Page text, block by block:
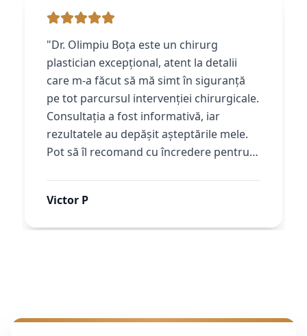
"Dr. Olimpiu Boța este un chirurg
plastician excepțional, atent la detalii
care m-a făcut să mă simt în siguranță
pe tot parcursul intervenției chirurgicale.
Consultația a fost informativă, iar
rezultatele au depășit așteptările mele.
Pot să îl recomand cu încredere pentru…
Victor P